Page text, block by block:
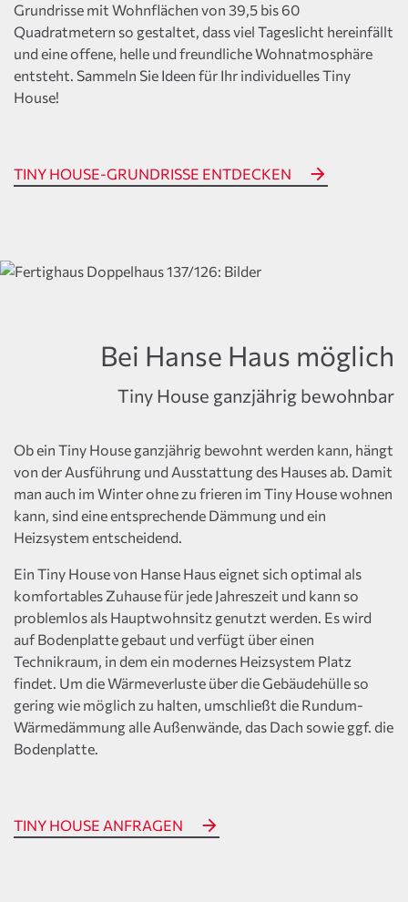
Grundrisse mit Wohnflächen von 39,5 bis 60
Quadratmetern so gestaltet, dass viel Tageslicht hereinfällt
und eine offene, helle und freundliche Wohnatmosphäre
entsteht. Sammeln Sie Ideen für Ihr individuelles Tiny
House!
TINY HOUSE-GRUNDRISSE ENTDECKEN
Tiny House ganzjährig bewohnbar
Bei Hanse Haus möglich
Ob ein Tiny House ganzjährig bewohnt werden kann, hängt
von der Ausführung und Ausstattung des Hauses ab. Damit
man auch im Winter ohne zu frieren im Tiny House wohnen
kann, sind eine entsprechende Dämmung und ein
Heizsystem entscheidend.
Ein Tiny House von Hanse Haus eignet sich optimal als
komfortables Zuhause für jede Jahreszeit und kann so
problemlos als Hauptwohnsitz genutzt werden. Es wird
auf Bodenplatte gebaut und verfügt über einen
Technikraum, in dem ein modernes Heizsystem Platz
findet. Um die Wärmeverluste über die Gebäudehülle so
gering wie möglich zu halten, umschließt die Rundum-
Wärmedämmung alle Außenwände, das Dach sowie ggf. die
Bodenplatte.
TINY HOUSE ANFRAGEN